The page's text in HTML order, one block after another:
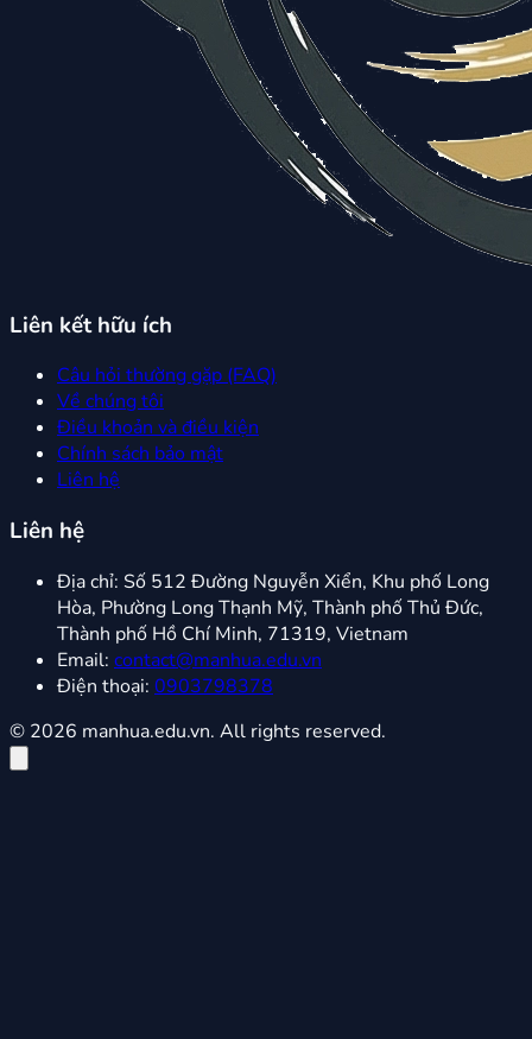
Liên kết hữu ích
Câu hỏi thường gặp (FAQ)
Về chúng tôi
Điều khoản và điều kiện
Chính sách bảo mật
Liên hệ
Liên hệ
Địa chỉ: Số 512 Đường Nguyễn Xiển, Khu phố Long
Hòa, Phường Long Thạnh Mỹ, Thành phố Thủ Đức,
Thành phố Hồ Chí Minh, 71319, Vietnam
Email: contact@manhua.edu.vn
Điện thoại: 0903798378
© 2026 manhua.edu.vn. All rights reserved.